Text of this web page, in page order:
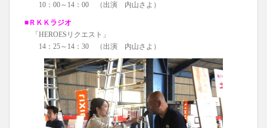
10：00～14：00 （出演 内山さよ）
■ＲＫＫラジオ
「HEROESリクエスト」
14：25～14：30 （出演 内山さよ）